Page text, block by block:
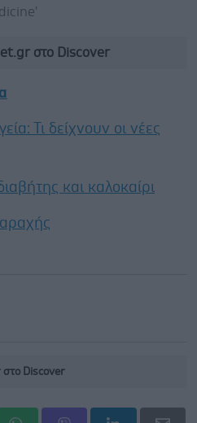
στο Discover
Τι δείχνουν οι νέες
και καλοκαίρι
Discover